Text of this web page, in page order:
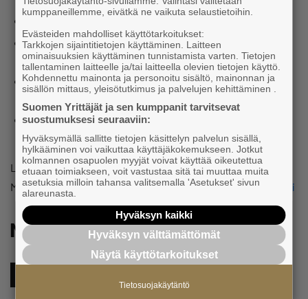
Sote-alan yrityksiä on noin 18 200.
Neljä viidestä sote-alan yrityksestä on enintään neljän
hengen yrityksiä. ​​​
Alalla henkilökunnan lisätarve on yli 200 000 henkilöä​​
tulevina vuosina.
Hyvinvointialueet ovat yrityksille merkittäviä julkisten
hankintojen tekijöitä.
Lisätietoja: kunta- ja elinkeinoasioiden päällikkö Tanja
Matikainen, puh. 0400 866 648,tanja.matikainen@yrittajat.fi
Muita kiinnostavia aiheita
kumppaneillemme, eivätkä ne vaikuta selaustietoihin.
Evästeiden mahdolliset käyttötarkoitukset:
Tarkkojen sijaintitietojen käyttäminen. Laitteen
ominaisuuksien käyttäminen tunnistamista varten. Tietojen
tallentaminen laitteelle ja/tai laitteella olevien tietojen käyttö.
Kohdennettu mainonta ja personoitu sisältö, mainonnan ja
sisällön mittaus, yleisötutkimus ja palvelujen kehittäminen .
Suomen Yrittäjät ja sen kumppanit tarvitsevat
suostumuksesi seuraaviin:
Hyväksymällä sallitte tietojen käsittelyn palvelun sisällä,
hylkääminen voi vaikuttaa käyttäjäkokemukseen. Jotkut
kolmannen osapuolen myyjät voivat käyttää oikeutettua
etuaan toimiakseen, voit vastustaa sitä tai muuttaa muita
asetuksia milloin tahansa valitsemalla 'Asetukset' sivun
alareunasta.
Hyväksyn kaikki
Hyväksyn välttämättömät
Näytä käyttötarkoitukset
Tietosuojakäytäntö